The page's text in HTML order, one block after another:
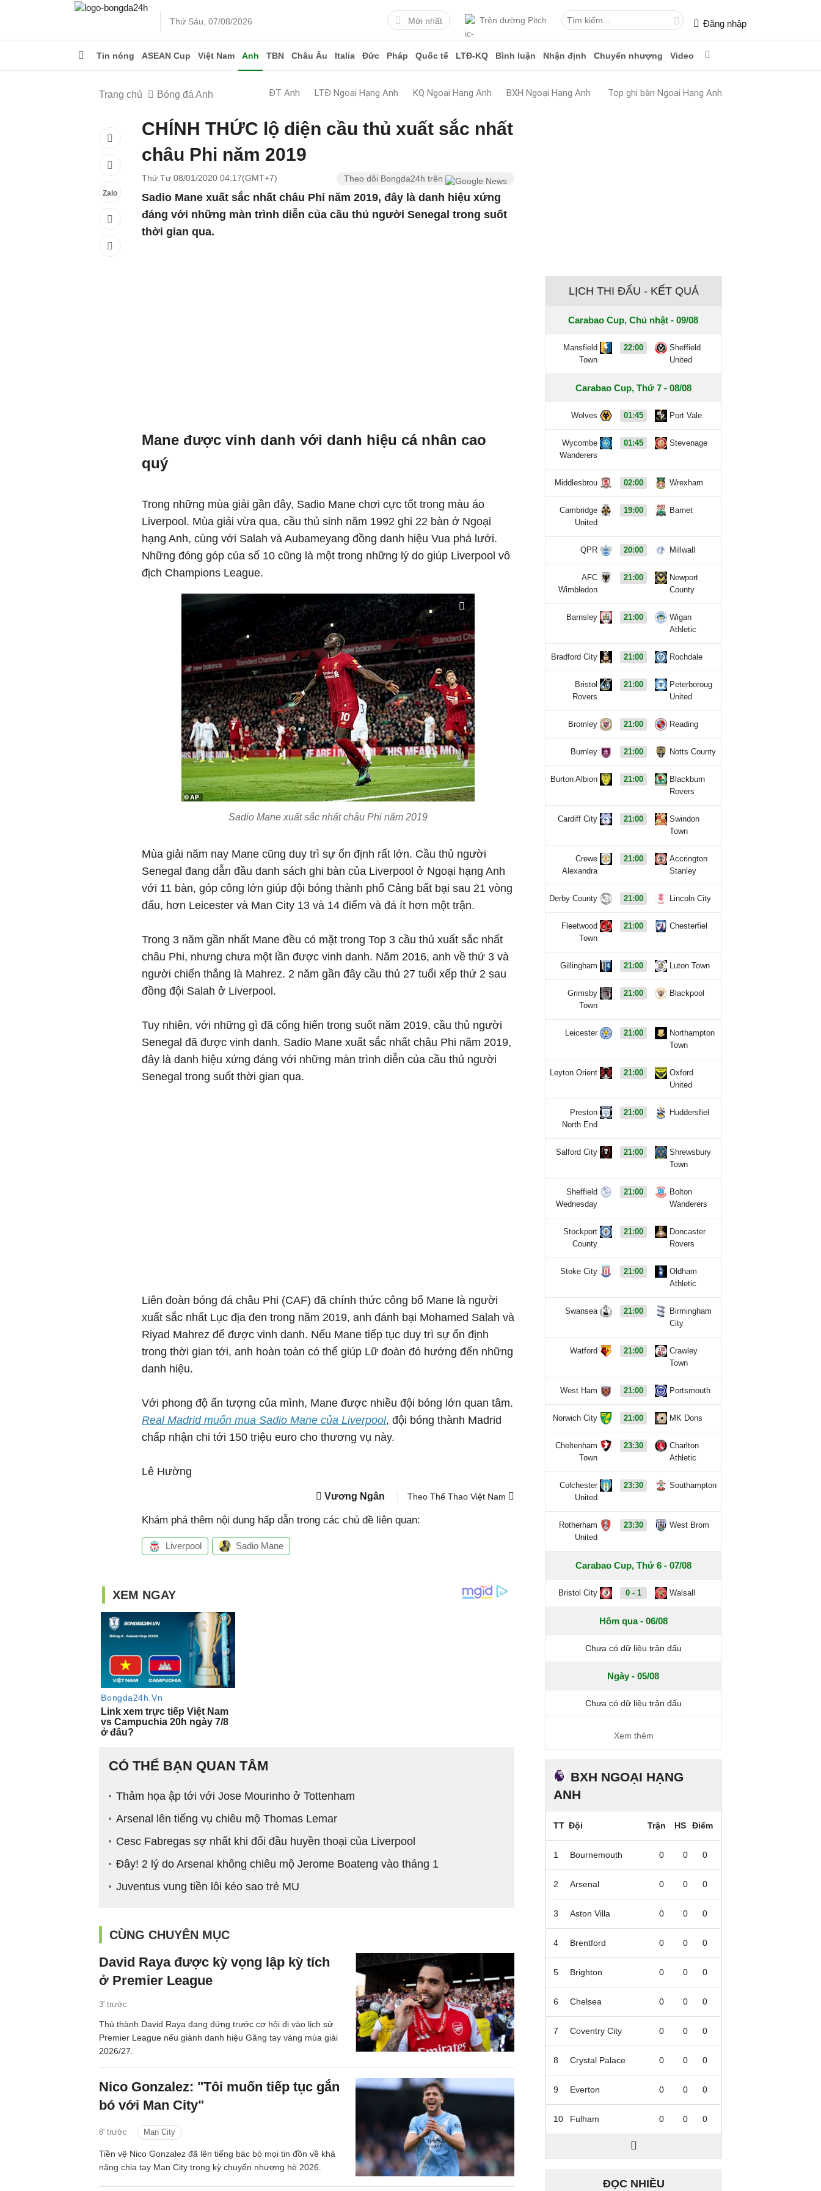
Thứ Sáu, 07/08/2026 Mới nhất Trên đường Pitch Đăng nhập
Tin nóng ASEAN Cup Việt Nam Anh TBN Châu Âu Italia Đức Pháp Quốc tế LTĐ-KQ Bình luận Nhận định Chuyển nhượng Video
Trang chủ Bóng đá Anh ĐT Anh LTĐ Ngoại Hạng Anh KQ Ngoại Hạng Anh BXH Ngoại Hạng Anh Top ghi bàn Ngoại Hạng Anh
Zalo
CHÍNH THỨC lộ diện cầu thủ xuất sắc nhất
châu Phi năm 2019
Thứ Tư 08/01/2020 04:17(GMT+7) Theo dõi Bongda24h trên
Sadio Mane xuất sắc nhất châu Phi năm 2019, đây là danh hiệu xứng
đáng với những màn trình diễn của cầu thủ người Senegal trong suốt
thời gian qua.
Mane được vinh danh với danh hiệu cá nhân cao
quý
Trong những mùa giải gần đây, Sadio Mane chơi cực tốt trong màu áo
Liverpool. Mùa giải vừa qua, cầu thủ sinh năm 1992 ghi 22 bàn ở Ngoại
hạng Anh, cùng với Salah và Aubameyang đồng danh hiệu Vua phá lưới.
Những đóng góp của số 10 cũng là một trong những lý do giúp Liverpool vô
địch Champions League.
Sadio Mane xuất sắc nhất châu Phi năm 2019
Mùa giải năm nay Mane cũng duy trì sự ổn định rất lớn. Cầu thủ người
Senegal đang dẫn đầu danh sách ghi bàn của Liverpool ở Ngoại hạng Anh
với 11 bàn, góp công lớn giúp đội bóng thành phố Cảng bất bại sau 21 vòng
đấu, hơn Leicester và Man City 13 và 14 điểm và đá ít hơn một trận.
Trong 3 năm gần nhất Mane đều có mặt trong Top 3 cầu thủ xuất sắc nhất
châu Phi, nhưng chưa một lần được vinh danh. Năm 2016, anh về thứ 3 và
người chiến thắng là Mahrez. 2 năm gần đây cầu thủ 27 tuổi xếp thứ 2 sau
đồng đội Salah ở Liverpool.
Tuy nhiên, với những gì đã cống hiến trong suốt năm 2019, cầu thủ người
Senegal đã được vinh danh. Sadio Mane xuất sắc nhất châu Phi năm 2019,
đây là danh hiệu xứng đáng với những màn trình diễn của cầu thủ người
Senegal trong suốt thời gian qua.
Liên đoàn bóng đá châu Phi (CAF) đã chính thức công bố Mane là người
xuất sắc nhất Lục địa đen trong năm 2019, anh đánh bại Mohamed Salah và
Riyad Mahrez để được vinh danh. Nếu Mane tiếp tục duy trì sự ổn định
trong thời gian tới, anh hoàn toàn có thể giúp Lữ đoàn đỏ hướng đến những
danh hiệu.
Với phong độ ấn tượng của mình, Mane được nhiều đội bóng lớn quan tâm.
Real Madrid muốn mua Sadio Mane của Liverpool, đội bóng thành Madrid
chấp nhận chi tới 150 triệu euro cho thương vụ này.
Lê Hường
Vương Ngân Theo Thể Thao Việt Nam
Khám phá thêm nội dung hấp dẫn trong các chủ đề liên quan:
Liverpool Sadio Mane
CÓ THỂ BẠN QUAN TÂM
Thảm họa ập tới với Jose Mourinho ở Tottenham
Arsenal lên tiếng vụ chiêu mộ Thomas Lemar
Cesc Fabregas sợ nhất khi đối đầu huyền thoại của Liverpool
Đây! 2 lý do Arsenal không chiêu mộ Jerome Boateng vào tháng 1
Juventus vung tiền lôi kéo sao trẻ MU
CÙNG CHUYÊN MỤC
David Raya được kỳ vọng lập kỳ tích
ở Premier League
3' trước
Thủ thành David Raya đang đứng trước cơ hội đi vào lịch sử
Premier League nếu giành danh hiệu Găng tay vàng mùa giải
2026/27.
Nico Gonzalez: "Tôi muốn tiếp tục gắn
bó với Man City"
8' trước Man City
Tiền vệ Nico Gonzalez đã lên tiếng bác bỏ mọi tin đồn về khả
năng chia tay Man City trong kỳ chuyển nhượng hè 2026.
LỊCH THI ĐẤU - KẾT QUẢ
Carabao Cup, Chủ nhật - 09/08
Mansfield
Town
22:00
Sheffield
United
Carabao Cup, Thứ 7 - 08/08
Wolves 01:45 Port Vale
Wycombe
Wanderers
01:45 Stevenage
Middlesbrou 02:00 Wrexham
Cambridge
United
19:00 Barnet
QPR 20:00 Millwall
AFC
Wimbledon
21:00
Newport
County
Barnsley 21:00
Wigan
Athletic
Bradford City 21:00 Rochdale
Bristol
Rovers
21:00
Peterboroug
United
Bromley 21:00 Reading
Burnley 21:00 Notts County
Burton Albion 21:00
Blackburn
Rovers
Cardiff City 21:00
Swindon
Town
Crewe
Alexandra
21:00
Accrington
Stanley
Derby County 21:00 Lincoln City
Fleetwood
Town
21:00 Chesterfiel
Gillingham 21:00 Luton Town
Grimsby
Town
21:00 Blackpool
Leicester 21:00
Northampton
Town
Leyton Orient 21:00
Oxford
United
Preston
North End
21:00 Huddersfiel
Salford City 21:00
Shrewsbury
Town
Sheffield
Wednesday
21:00
Bolton
Wanderers
Stockport
County
21:00
Doncaster
Rovers
Stoke City 21:00
Oldham
Athletic
Swansea 21:00
Birmingham
City
Watford 21:00
Crawley
Town
West Ham 21:00 Portsmouth
Norwich City 21:00 MK Dons
Cheltenham
Town
23:30
Charlton
Athletic
Colchester
United
23:30 Southampton
Rotherham
United
23:30 West Brom
Carabao Cup, Thứ 6 - 07/08
Bristol City 0 - 1 Walsall
Hôm qua - 06/08
Chưa có dữ liệu trận đấu
Ngày - 05/08
Chưa có dữ liệu trận đấu
Xem thêm
BXH NGOẠI HẠNG
ANH
TT Đội Trận HS Điểm
1 Bournemouth 0 0 0
2 Arsenal 0 0 0
3 Aston Villa 0 0 0
4 Brentford 0 0 0
5 Brighton 0 0 0
6 Chelsea 0 0 0
7 Coventry City 0 0 0
8 Crystal Palace 0 0 0
9 Everton 0 0 0
10 Fulham 0 0 0
ĐỌC NHIỀU